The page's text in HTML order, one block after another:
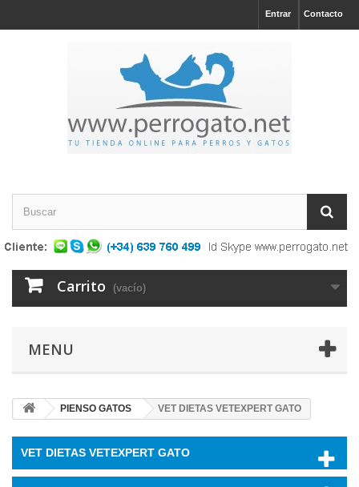
Contacto
Entrar
Carrito (vacío)
MENU
PIENSO GATOS VET DIETAS VETEXPERT GATO
VET DIETAS VETEXPERT GATO